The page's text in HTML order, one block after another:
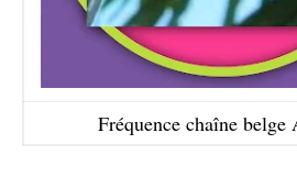
Fréquence chaîne belge